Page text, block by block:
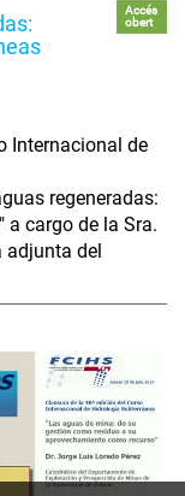
Accés
obert
Internacional de
regeneradas:
a cargo de la Sra.
adjunta del